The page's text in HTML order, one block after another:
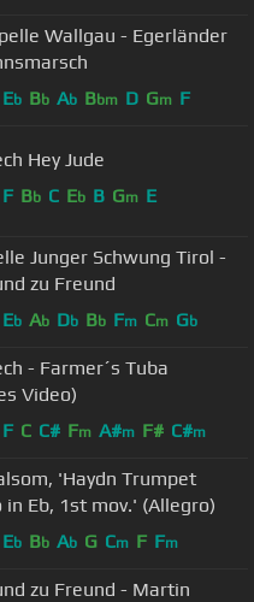
Wallgau - Egerländer
Eb Bb Ab Bbm D Gm F
Hey Jude
F Bb C Eb B Gm E
Junger Schwung Tirol -
zu Freund
Eb Ab Db Bb Fm Cm Gb
- Farmer´s Tuba
Video)
F C C# Fm A#m F# C#m
'Haydn Trumpet
in Eb, 1st mov.' (Allegro)
Eb Bb Ab G Cm F Fm
zu Freund - Martin